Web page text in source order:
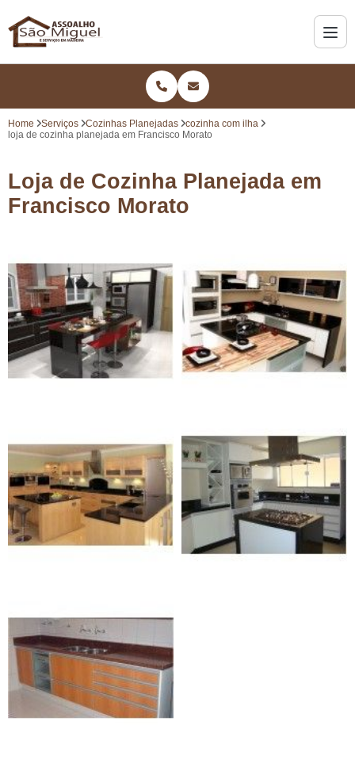
Home Serviços Cozinhas Planejadas
cozinha com ilha
loja de cozinha planejada em Francisco Morato
Loja de Cozinha Planejada em
Francisco Morato